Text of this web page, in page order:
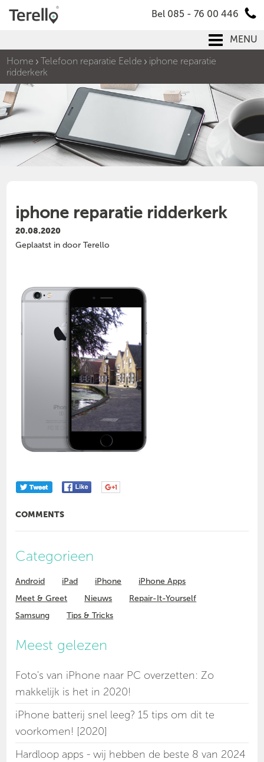
Bel 085 - 76 00 446
MENU
Home
Telefoon reparatie Eelde
iphone reparatie
ridderkerk
iphone reparatie ridderkerk
20.08.2020
Geplaatst in door Terello
COMMENTS
Categorieen
Android iPad iPhone
iPhone Apps
Meet & Greet
Nieuws
Repair-It-Yourself
Samsung
Tips & Tricks
Meest gelezen
Foto's van iPhone naar PC overzetten: Zo
makkelijk is het in 2020!
iPhone batterij snel leeg? 15 tips om dit te
voorkomen! [2020]
Hardloop apps - wij hebben de beste 8 van 2024